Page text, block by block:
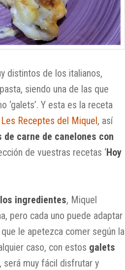
distintos de los italianos,
siendo una de las que
‘galets’. Y esta es la receta
Les Receptes del Miquel, así
de carne de canelones con
de vuestras recetas ‘Hoy
los ingredientes, Miquel
pero cada uno puede adaptar
le apetezca comer según la
caso, con estos galets
, será muy fácil disfrutar y